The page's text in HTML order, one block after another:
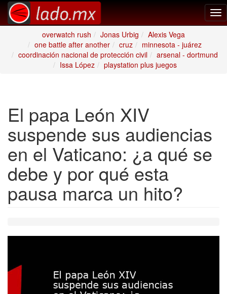
overwatch rush
Jonas Urbig
Alexis Vega
one battle after another
cruz
minnesota - juárez
coordinación nacional de protección civil
arsenal - dortmund
Issa López
playstation plus juegos
El papa León XIV
suspende sus audiencias
en el Vaticano: ¿a qué se
debe y por qué esta
pausa marca un hito?